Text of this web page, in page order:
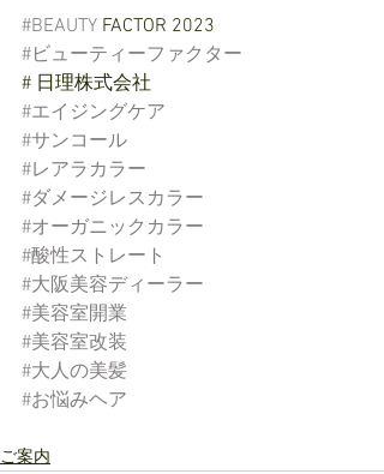
#BEAUTY FACTOR 2023
#ビューティーファクター
# 日理株式会社
#エイジングケア
#サンコール
#レアラカラー
#ダメージレスカラー
#オーガニックカラー
#酸性ストレート
#大阪美容ディーラー
#美容室開業
#美容室改装
#大人の美髪
#お悩みヘア
ご案内